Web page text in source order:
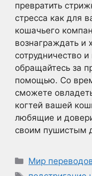
превратить
стресса как для
кошачьего
вознаграждать и
сотрудничество
обращайтесь за
помощью. Со
сможете
когтей вашей
любящие и
своим пушистым
Рубрики
Мир
Метки